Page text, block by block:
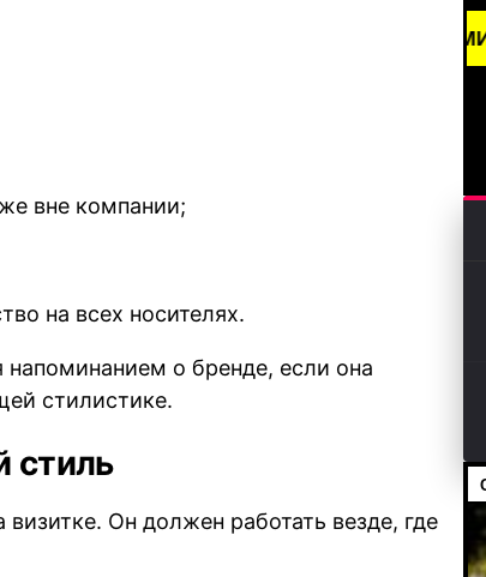
вне компании;
на всех носителях.
напоминанием о бренде, если она
стилистике.
стиль
Он должен работать везде, где
NEWS /// НОВОСТИ (СМИ) ///